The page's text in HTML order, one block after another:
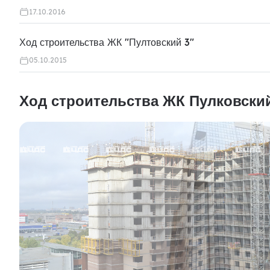
17.10.2016
Ход строительства ЖК "Пултовский 3"
05.10.2015
Ход строительства ЖК